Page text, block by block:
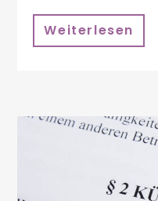
Weiterlesen